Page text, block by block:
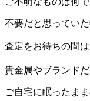
不要だと思ってい
査定をお待ちの間
貴金属やブランド
ご自宅に眠ったま